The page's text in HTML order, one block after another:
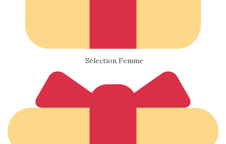
Sélection Femme